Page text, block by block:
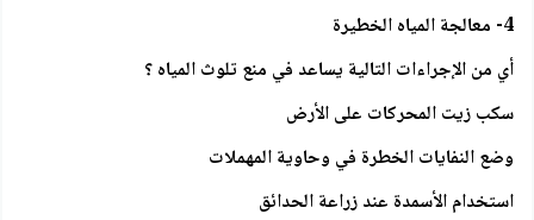
4- معالجة المياه الخطيرة
أي من الإجراءات التالية يساعد في منع تلوث المياه ؟
سكب زيت المحركات على الأرض
وضع النفايات الخطرة في وحاوية المهملات
استخدام الأسمدة عند زراعة الحدائق